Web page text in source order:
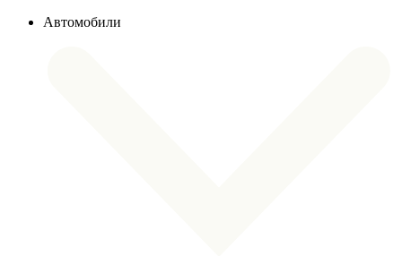
Автомобили